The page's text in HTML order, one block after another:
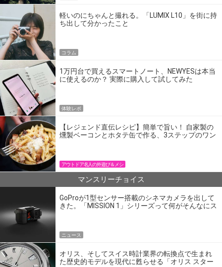
軽いのにちゃんと撮れる。「LUMIX L10」を街に持
ち出して分かったこと
コラム
1万円台で買えるスマートノート、NEWYESは本当
に使えるのか？ 実際に購入して試してみた
体験レポ
【レジェンド直伝レシピ】簡単で旨い！ 自家製の
燻製ベーコンとホタテ缶で作る、3ステップのワン
アウトドア名人の外遊び＆メシ
マンスリーチョイス
GoProが1型センサー搭載のシネマカメラを出して
きた。「MISSION 1」シリーズって何がそんなにス
ニュース
オリス、そしてスイス時計業界の転換点で生まれ
た歴史的モデルを現代に甦らせる「オリス スター